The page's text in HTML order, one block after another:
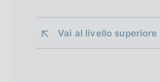
Vai al livello superiore